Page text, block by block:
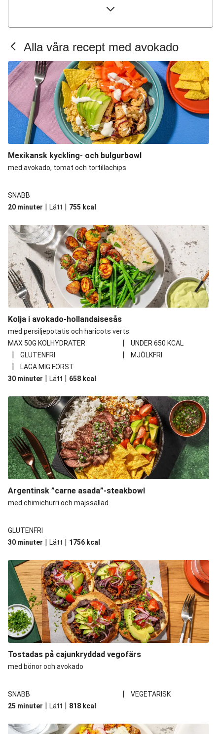
Al pastor-burrito
Festlig mexikansk kycklingbowl
Färgglad bowl med misoglaserade kikärtor
Ricotta- och basilikafylld kycklingfilé
Poké bowl med kallrökt lax
Vietnamesisk räkbowl
Louisiana-inspirerade svarta bönor
Buddha bowl på kikärtor
Mexikansk barbacoa-tacos på pulled beef
Chilenska hotdogs
Poke bowl på kallrökt lax
Mexikansk-inspirerad räkbowl
Alla våra recept med avokado
Mexikansk kyckling- och bulgurbowl
med avokado, tomat och tortillachips
SNABB
20 minuter | Lätt | 755 kcal
Kolja i avokado-hollandaisesås
med persiljepotatis och haricots verts
MAX 50G KOLHYDRATER
| UNDER 650 KCAL
| GLUTENFRI | MJÖLKFRI
|
LAGA MIG FÖRST
30 minuter | Lätt | 658 kcal
Argentinsk ”carne asada”-steakbowl
med chimichurri och majssallad
GLUTENFRI
30 minuter | Lätt | 1756 kcal
Tostadas på cajunkryddad vegofärs
med bönor och avokado
SNABB |
VEGETARISK
25 minuter | Lätt | 818 kcal